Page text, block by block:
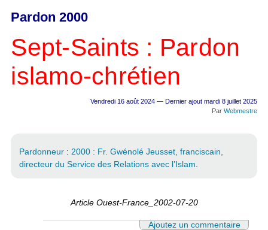
Pardon 2000
Sept-Saints : Pardon
islamo-chrétien
Vendredi 16 août 2024 — Dernier ajout mardi 8 juillet 2025
Par Webmestre
Pardonneur: 2000 : Fr. Gwénolé Jeusset, franciscain,
directeur du Service des Relations avec l’Islam.
Article Ouest-France_2002-07-20
Ajoutez un commentaire